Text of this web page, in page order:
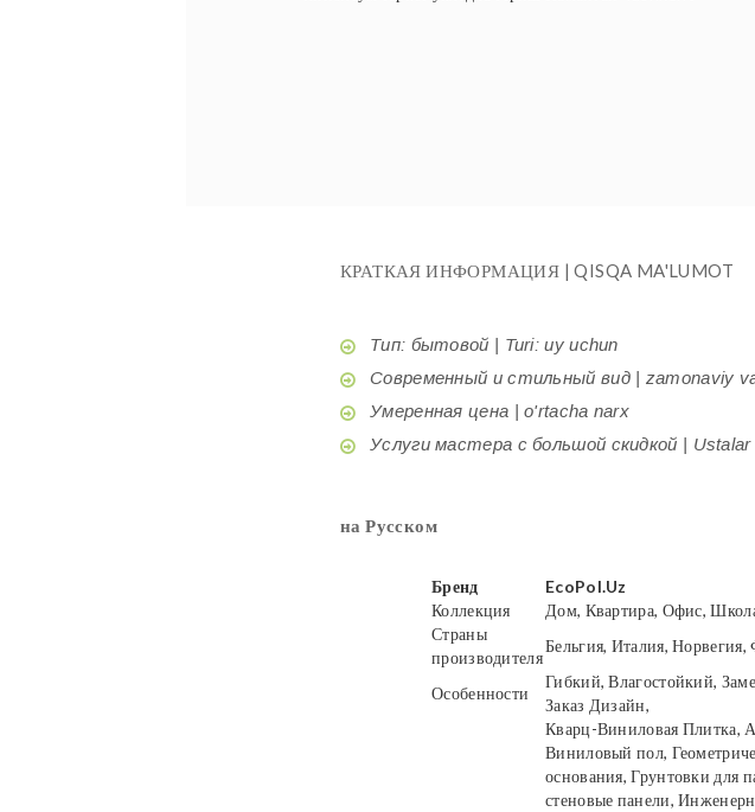
КРАТКАЯ ИНФОРМАЦИЯ | QISQA MA'LUMOT
Тип: бытовой | Turi: uy uchun
Современный и стильный вид | zamonaviy
Умеренная цена | o'rtacha narx
Услуги мастера с большой скидкой |
на Русском
Бренд EcoPol.Uz
Коллекция
Дом, Квартира, Офис,
Страны
производителя
Бельгия, Италия,
Особенности
Гибкий, Влагостойкий,
Заказ Дизайн,
Кварц-Виниловая Плитка,
Виниловый пол,
основания, Грунтовки для
стеновые панели,